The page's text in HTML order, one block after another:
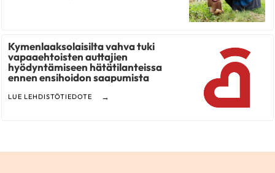
Kymenlaaksolaisilta vahva tuki
vapaaehtoisten auttajien
hyödyntämiseen hätätilanteissa
ennen ensihoidon saapumista
LUE LEHDISTÖTIEDOTE